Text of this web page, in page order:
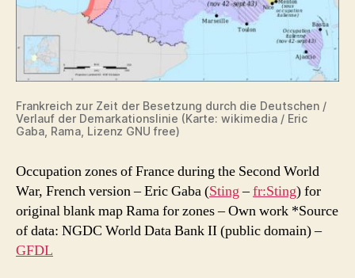
Frankreich zur Zeit der Besetzung durch die Deutschen /
Verlauf der Demarkationslinie (Karte: wikimedia / Eric
Gaba, Rama, Lizenz GNU free)
Occupation zones of France during the Second World
War, French version –Eric Gaba (Sting–fr:Sting) for
original blank map Rama for zones–Own work *Source
of data: NGDC World Data Bank II (public domain)–
GFDL